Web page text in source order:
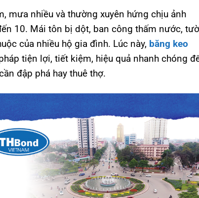
mưa nhiều và thường xuyên hứng chịu ảnh
10. Mái tôn bị dột, ban công thấm nước,
của nhiều hộ gia đình. Lúc này, băng keo
tiện lợi, tiết kiệm, hiệu quả nhanh chóng
đập phá hay thuê thợ.